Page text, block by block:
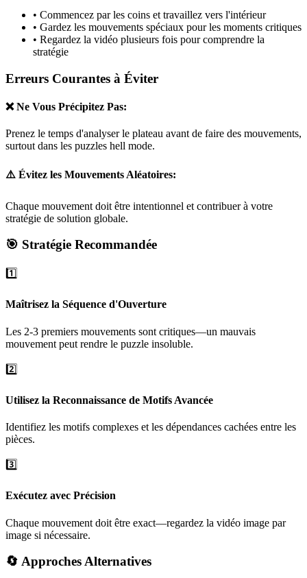
• Commencez par les coins et travaillez vers l'intérieur
• Gardez les mouvements spéciaux pour les moments critiques
• Regardez la vidéo plusieurs fois pour comprendre la
stratégie
Erreurs Courantes à Éviter
❌ Ne Vous Précipitez Pas:
Prenez le temps d'analyser le plateau avant de faire des mouvements,
surtout dans les puzzles hell mode.
⚠️ Évitez les Mouvements Aléatoires:
Chaque mouvement doit être intentionnel et contribuer à votre
stratégie de solution globale.
🎯 Stratégie Recommandée
1️⃣
Maîtrisez la Séquence d'Ouverture
Les 2-3 premiers mouvements sont critiques—un mauvais
mouvement peut rendre le puzzle insoluble.
2️⃣
Utilisez la Reconnaissance de Motifs Avancée
Identifiez les motifs complexes et les dépendances cachées entre les
pièces.
3️⃣
Exécutez avec Précision
Chaque mouvement doit être exact—regardez la vidéo image par
image si nécessaire.
🔄 Approches Alternatives